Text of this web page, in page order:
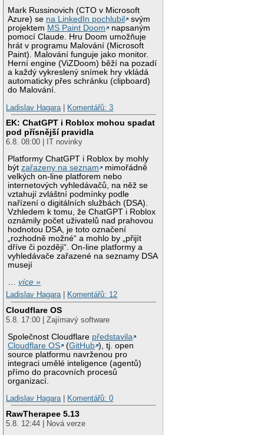
Mark Russinovich (CTO v Microsoft
Azure) se na LinkedIn pochlubil
svým
projektem MS Paint Doom
napsaným
pomocí Claude. Hru Doom umožňuje
hrát v programu Malování (Microsoft
Paint). Malování funguje jako monitor.
Herní engine (ViZDoom) běží na pozadí
a každý vykreslený snímek hry vkládá
automaticky přes schránku (clipboard)
do Malování.
Ladislav Hagara
Komentářů: 3
EK: ChatGPT i Roblox mohou spadat
pod přísnější pravidla
6.8. 08:00 | IT novinky
Platformy ChatGPT i Roblox by mohly
býtzařazeny na seznam
mimořádně
velkých on-line platforem nebo
internetových vyhledávačů, na něž se
vztahují zvláštní podmínky podle
nařízení o digitálních službách (DSA).
Vzhledem k tomu, že ChatGPT i Roblox
oznámily počet uživatelů nad prahovou
hodnotou DSA, je toto označení
„rozhodně možné“ a mohlo by „přijít
dříve či později“. On-line platformy a
vyhledávače zařazené na seznamy DSA
musejí
…více »
Ladislav Hagara| Komentářů: 12
Cloudflare OS
5.8. 17:00 | Zajímavý software
Společnost Cloudflare představila
Cloudflare OS
(GitHub ), tj. open
source platformu navrženou pro
integraci umělé inteligence (agentů)
přímo do pracovních procesů
organizací.
Ladislav Hagara| Komentářů: 0
RawTherapee 5.13
5.8. 12:44 | Nová verze